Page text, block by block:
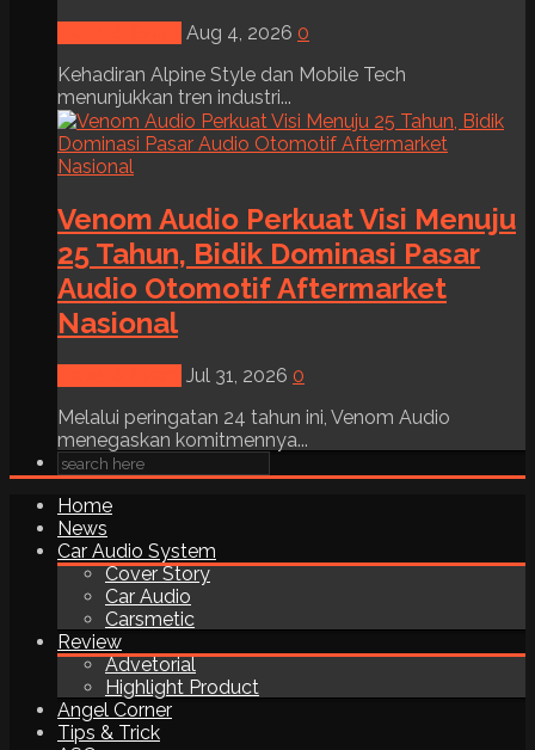
Aug 4, 2026 0
Kehadiran Alpine Style dan Mobile Tech
menunjukkan tren industri...
Venom Audio Perkuat Visi Menuju
25 Tahun, Bidik Dominasi Pasar
Audio Otomotif Aftermarket
Nasional
Jul 31, 2026 0
Melalui peringatan 24 tahun ini, Venom Audio
menegaskan komitmennya...
Home
News
Car Audio System
Cover Story
Car Audio
Carsmetic
Review
Advetorial
Highlight Product
Angel Corner
Tips & Trick